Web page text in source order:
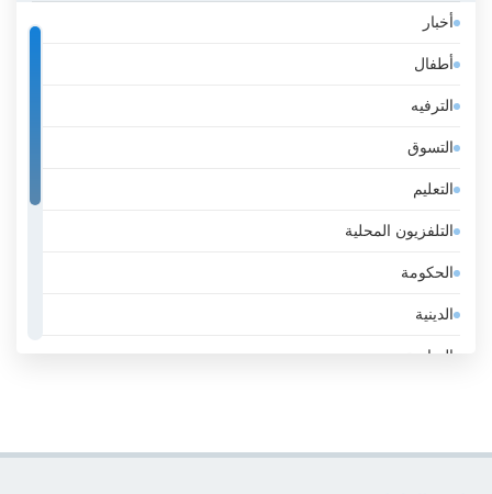
إثيوبيا
إسبانيا
إستونيا
إسرائيل
إيران
إيطاليا
الأرجنتين
الأردن
أخبار
أطفال
الترفيه
التسوق
التعليم
التلفزيون المحلية
الحكومة
الدينية
الرياضة